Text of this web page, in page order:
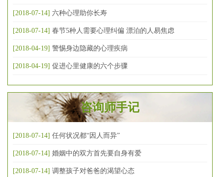
[2018-07-14] 六种心理助你长寿
[2018-07-14] 春节5种人需要心理纠偏 漂泊的人易焦虑
[2018-04-19] 警惕身边隐藏的心理疾病
[2018-04-19] 促进心里健康的六个步骤
咨询师手记
[2018-07-14] 任何状况都“因人而异”
[2018-07-14] 婚姻中的双方首先要自身有爱
[2018-07-14] 调整孩子对爸爸的渴望心态